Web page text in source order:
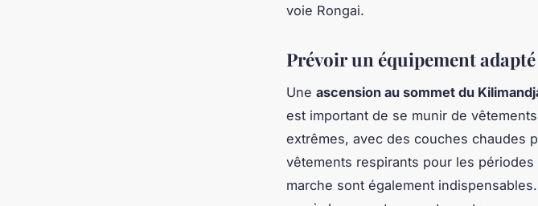
voie Rongai.
Prévoir un équipement adapté
Une ascension au sommet du
est important de se munir de
extrêmes, avec des couches chaudes
vêtements respirants pour les
marche sont également